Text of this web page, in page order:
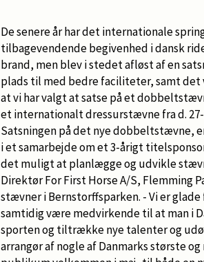
De senere år har det internationale
tilbagevendende begivenhed i dansk
brand, men blev i stedet afløst af en
plads til med bedre faciliteter, samt det
at vi har valgt at satse på et
et internationalt dressurstævne fra d.
Satsningen på det nye dobbeltstævne,
i et samarbejde om et 3-årigt
det muligt at planlægge og udvikle
Direktør For First Horse A/S, Flemming
stævner i Bernstorffsparken. - Vi er
samtidig være medvirkende til at man i
sporten og tiltrække nye talenter og
arrangør af nogle af Danmarks største